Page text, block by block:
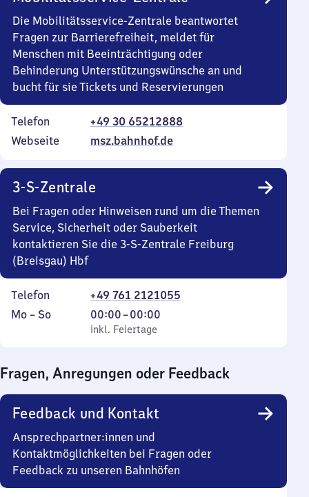
Die Mobilitätsservice-Zentrale beantwortet
Fragen zur Barrierefreiheit, meldet für
Menschen mit Beeinträchtigung oder
Behinderung Unterstützungswünsche an und
bucht für sie Tickets und Reservierungen
Telefon
+49 30 65212888
Webseite
msz.bahnhof.de
3-S-Zentrale
Bei Fragen oder Hinweisen rund um die Themen
Service, Sicherheit oder Sauberkeit
kontaktieren Sie die 3-S-Zentrale Freiburg
(Breisgau) Hbf
Telefon
+49 761 2121055
Montag
Mo – So,
inkl. Feiertage
00:00–00:00
Von
0
0
Uhr
inkl. Feiertage
Fragen, Anregungen oder Feedback
Feedback und Kontakt
Ansprechpartner:innen und
Kontaktmöglichkeiten bei Fragen oder
Feedback zu unseren Bahnhöfen